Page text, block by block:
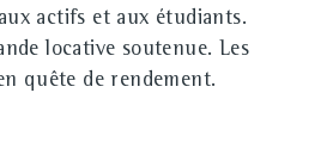
actifs et aux étudiants.
locative soutenue. Les
quête de rendement.